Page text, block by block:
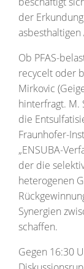
der
Ob PFAS-
recycelt oder
Mirkovic
hinterfragt. M.
die
Fraunhofer-
„ENSUBA-
der die
heterogenen
Synergien
schaffen.
Gegen 16:30